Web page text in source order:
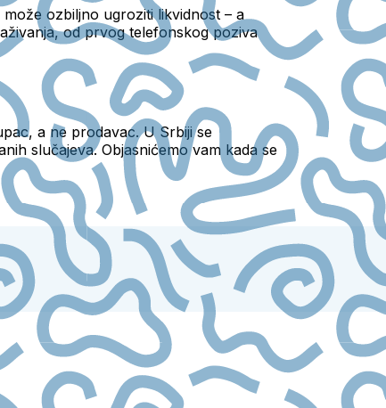
ozbiljno ugroziti likvidnost – a
od prvog telefonskog poziva
a ne prodavac. U Srbiji se
slučajeva. Objasnićemo vam kada se